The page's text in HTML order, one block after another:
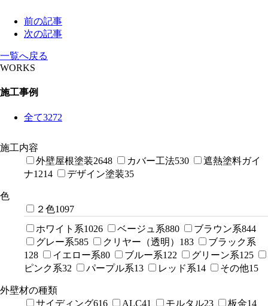
前の記事
次の記事
一覧へ戻る
WORKS
施工事例
全て3272
施工内容
外壁屋根塗装2648 カバー工法530
遮熱塗料ガイ
ナ1214 デザイン塗装35
色
２色1097
ホワイト系1026 ベージュ系880 ブラウン系844
グレー系585 クリヤー（透明） 183
ブラック系
128
イエロー系80 ブルー系122 グリーン系125
ピンク系32 パープル系13 レッド系14 その他15
外壁材の種類
サイディング616 ALC41 モルタル23 板金14